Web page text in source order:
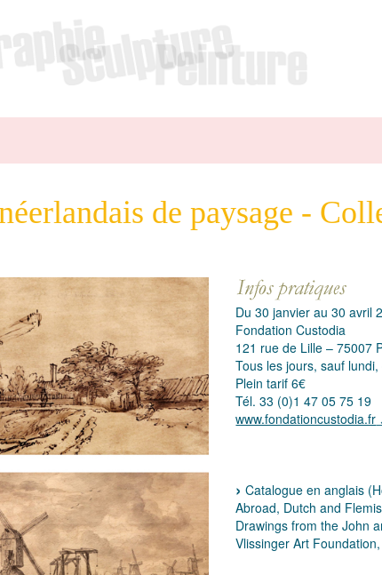
de paysage -
Du 30 janvier au 30 avril
Fondation Custodia
121 rue de Lille – 75007
Tous les jours, sauf
Plein tarif 6€
Tél. 33 (0)1 47 05 75 19
www.fondationcustodia.fr
Catalogue en anglais
Abroad, Dutch and
Drawings from the John
Vlissinger Art